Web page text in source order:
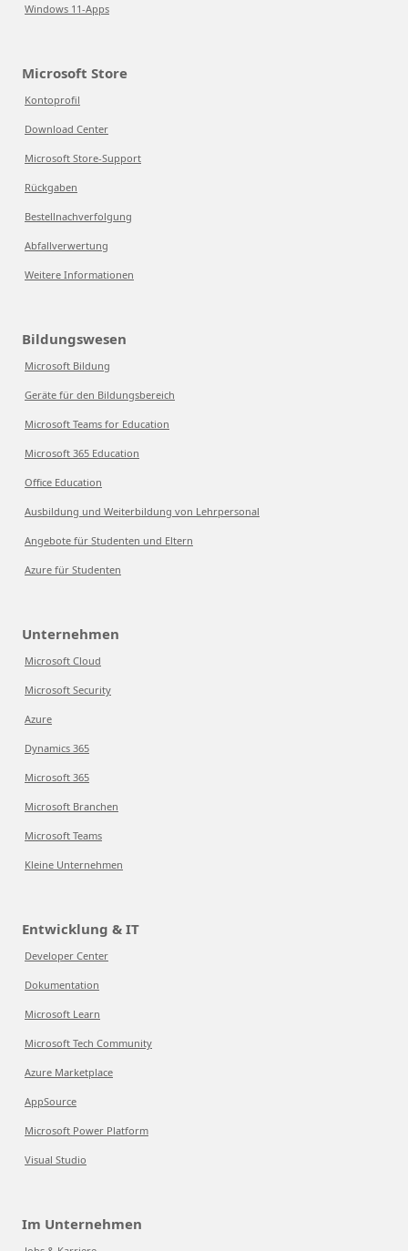
Windows 11-Apps
Microsoft Store
Kontoprofil
Download Center
Microsoft Store-Support
Rückgaben
Bestellnachverfolgung
Abfallverwertung
Weitere Informationen
Bildungswesen
Microsoft Bildung
Geräte für den Bildungsbereich
Microsoft Teams for Education
Microsoft 365 Education
Office Education
Ausbildung und Weiterbildung von Lehrpersonal
Angebote für Studenten und Eltern
Azure für Studenten
Unternehmen
Microsoft Cloud
Microsoft Security
Azure
Dynamics 365
Microsoft 365
Microsoft Branchen
Microsoft Teams
Kleine Unternehmen
Entwicklung & IT
Developer Center
Dokumentation
Microsoft Learn
Microsoft Tech Community
Azure Marketplace
AppSource
Microsoft Power Platform
Visual Studio
Im Unternehmen